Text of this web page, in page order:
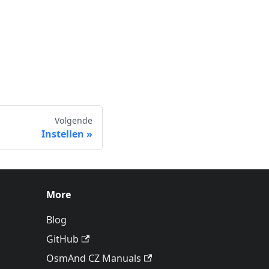
Volgende
Instellen
More
Blog
GitHub
OsmAnd CZ Manuals